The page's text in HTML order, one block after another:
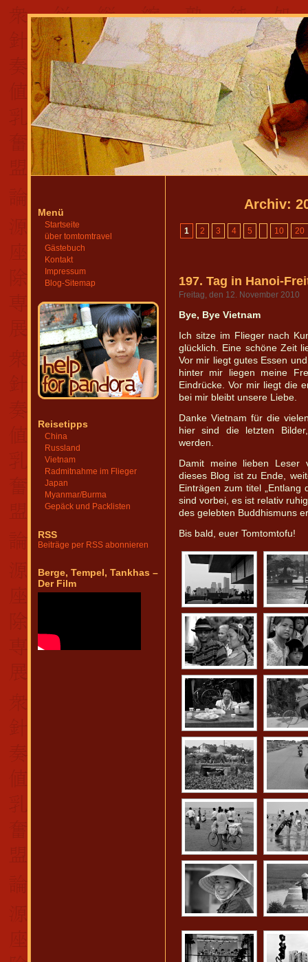
Menü
Startseite
über tomtomtravel
Gästebuch
Kontakt
Impressum
Blog-Sitemap
Reisetipps
China
Russland
Vietnam
Radmitnahme im Flieger
Japan
Myanmar/Burma
Gepäck und Packlisten
RSS
Beiträge per RSS abonnieren
Berge, Tempel, Tankhas –
Der Film
Archiv:
1 2 3 4 5 10 20
197. Tag in Hanoi-
Freitag, den 12. November 2010
Bye, Bye Vietnam
Ich sitze im Flieger nach
glücklich. Eine schöne Zeit
Vor mir liegt gutes Essen
hinter mir liegen meine
Eindrücke. Vor mir liegt die
bei mir bleibt unsere Liebe.
Danke Vietnam für die
hier sind die letzten
werden.
Damit meine lieben Leser
dieses Blog ist zu Ende,
Einträgen zum titel „Entlang
sind vorbei, es ist relativ
des gelebten Buddhismuns
Bis bald, euer Tomtomtofu!